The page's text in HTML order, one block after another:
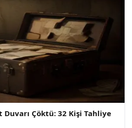
Çöktü: 32 Kişi Tahliye